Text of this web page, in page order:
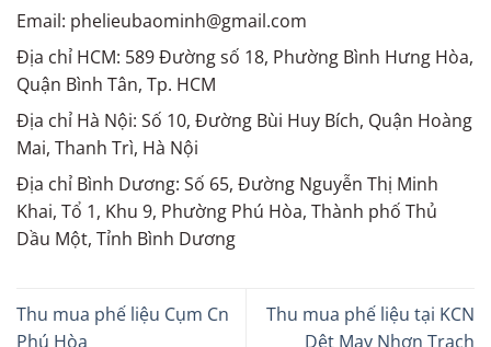
Email: phelieubaominh@gmail.com
Địa chỉ HCM: 589 Đường số 18, Phường Bình Hưng Hòa,
Quận Bình Tân, Tp. HCM
Địa chỉ Hà Nội: Số 10, Đường Bùi Huy Bích, Quận Hoàng
Mai, Thanh Trì, Hà Nội
Địa chỉ Bình Dương: Số 65, Đường Nguyễn Thị Minh
Khai, Tổ 1, Khu 9, Phường Phú Hòa, Thành phố Thủ
Dầu Một, Tỉnh Bình Dương
Thu mua phế liệu Cụm Cn
Phú Hòa
Thu mua phế liệu tại KCN
Dệt May Nhơn Trạch